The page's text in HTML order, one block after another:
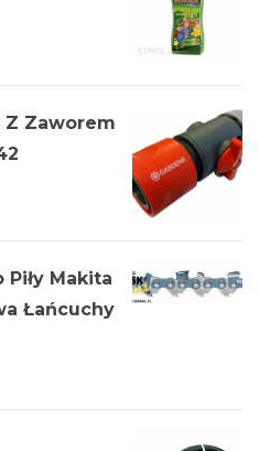
Z Zaworem
Makita
Łańcuchy